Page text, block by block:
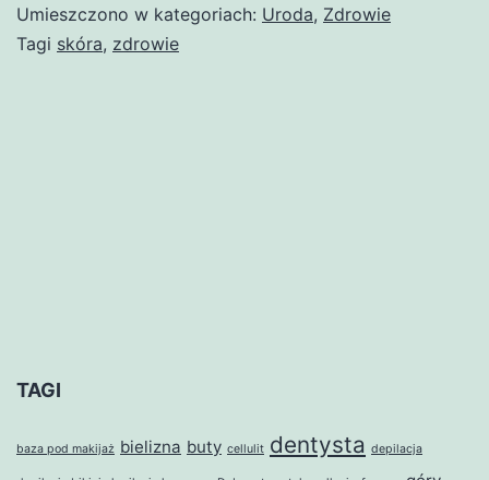
Umieszczono w kategoriach: Uroda, Zdrowie
Tagi skóra, zdrowie
TAGI
baza pod makijaż bielizna buty cellulit dentysta depilacja